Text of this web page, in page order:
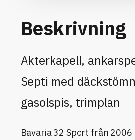
Beskrivning
Akterkapell,
Septi med
gasolspis, trimplan
Bavaria 32 Sport från